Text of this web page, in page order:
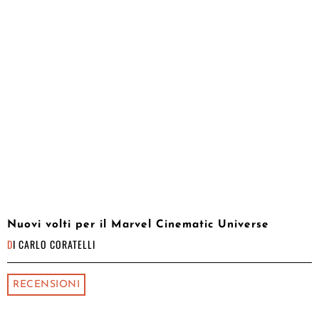
Nuovi volti per il Marvel Cinematic Universe
DI CARLO CORATELLI
RECENSIONI